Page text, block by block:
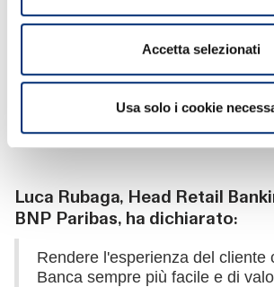
Accetta selezionati
Usa solo i cookie
fianco una banca con la storia, il
la presenza sul territorio
ad un numero sempre maggiore
utilizzare la comodità e la
pagamenti digitali attraverso
che si integra con il conto
in tanti momenti della vita
Luca Rubaga, Head Retail
BNP Paribas, ha dichiarato:
Rendere l'esperienza del cliente
Banca sempre più facile e di